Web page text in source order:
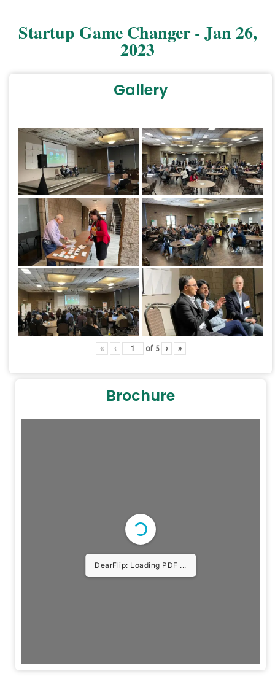
Startup Game Changer - Jan 26,
2023
Gallery
« ‹ of 5 › »
Brochure
DearFlip: Loading PDF ...